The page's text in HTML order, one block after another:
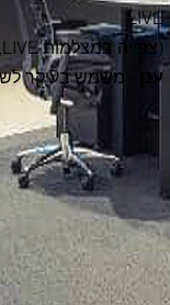
LIVE
(צפייה במצלמות LIVE, חדרי בקרה)
ענן
- משמש בעיקר